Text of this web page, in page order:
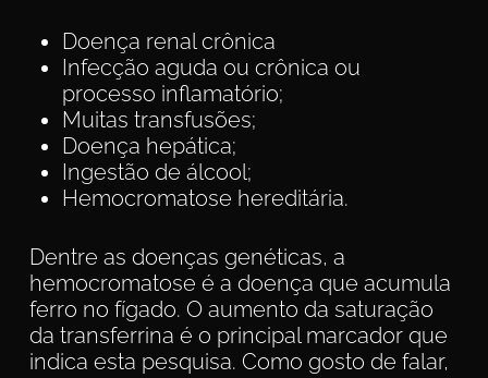
Doença renal crônica
Infecção aguda ou crônica ou
processo inflamatório;
Muitas transfusões;
Doença hepática;
Ingestão de álcool;
Hemocromatose hereditária.
Dentre as doenças genéticas, a
hemocromatose é a doença que acumula
ferro no fígado. O aumento da saturação
da transferrina é o principal marcador que
indica esta pesquisa. Como gosto de falar,